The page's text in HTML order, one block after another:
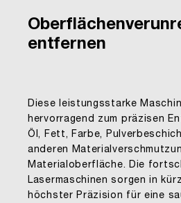
entfernen
Diese leistungsstarke
hervorragend zum präzisen
Öl, Fett, Farbe,
anderen
Materialoberfläche. Die
Lasermaschinen sorgen in
höchster Präzision für eine